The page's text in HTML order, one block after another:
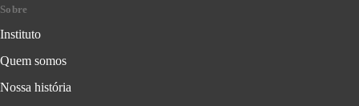
Sobre
Instituto
Quem somos
Nossa história